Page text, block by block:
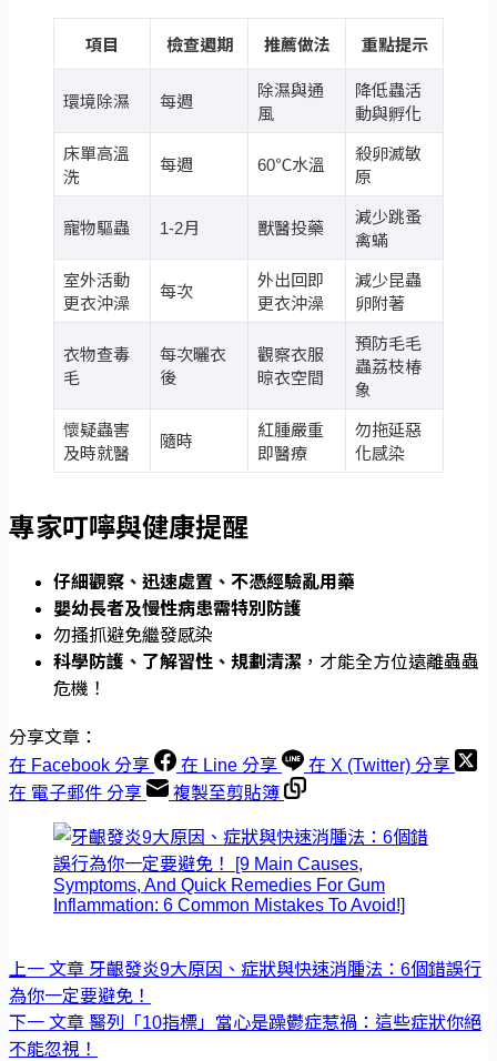
項目 檢查週期 推薦做法 重點提示
環境除濕 每週
除濕與通
風
降低蟲活
動與孵化
床單高溫
洗
每週 60℃水溫
殺卵滅敏
原
寵物驅蟲 1-2月 獸醫投藥
減少跳蚤
禽蟎
室外活動
更衣沖澡
每次
外出回即
更衣沖澡
減少昆蟲
卵附著
衣物查毒
毛
每次曬衣
後
觀察衣服
晾衣空間
預防毛毛
蟲荔枝椿
象
懷疑蟲害
及時就醫
隨時
紅腫嚴重
即醫療
勿拖延惡
化感染
專家叮嚀與健康提醒
仔細觀察、迅速處置、不憑經驗亂用藥
嬰幼長者及慢性病患需特別防護
勿搔抓避免繼發感染
科學防護、了解習性、規劃清潔 ，才能全方位遠離蟲蟲
危機！
分享文章：
在 Facebook 分享
在 Line 分享
在 X (Twitter) 分享
在 電子郵件 分享
複製至剪貼簿
上一 文章 牙齦發炎9大原因、症狀與快速消腫法：6個錯誤行
為你一定要避免！
下一 文章 醫列「10指標」當心是躁鬱症惹禍：這些症狀你絕
不能忽視！